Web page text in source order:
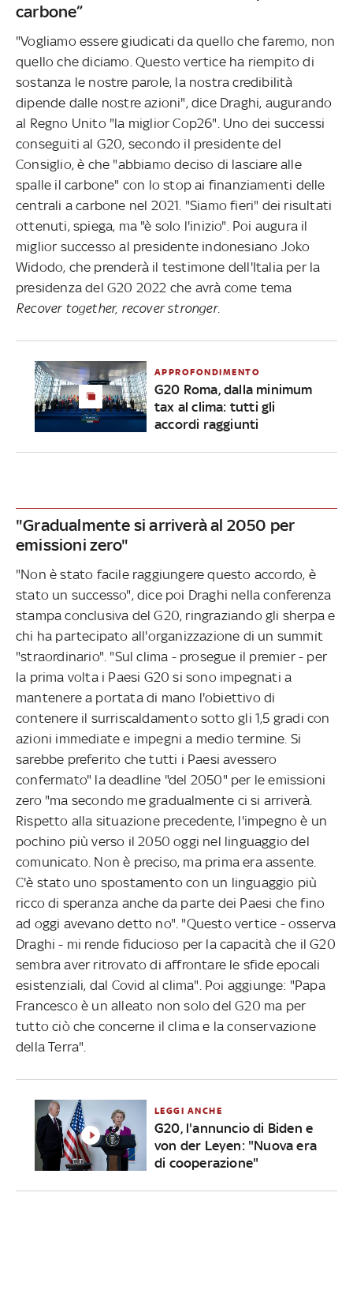
carbone”
"Vogliamo essere giudicati da quello che faremo, non
quello che diciamo. Questo vertice ha riempito di
sostanza le nostre parole, la nostra credibilità
dipende dalle nostre azioni", dice Draghi, augurando
al Regno Unito "la miglior Cop26". Uno dei successi
conseguiti al G20, secondo il presidente del
Consiglio, è che "abbiamo deciso di lasciare alle
spalle il carbone" con lo stop ai finanziamenti delle
centrali a carbone nel 2021. "Siamo fieri" dei risultati
ottenuti, spiega, ma "è solo l'inizio". Poi augura il
miglior successo al presidente indonesiano Joko
Widodo, che prenderà il testimone dell'Italia per la
presidenza del G20 2022 che avrà come tema
Recover together, recover stronger.
APPROFONDIMENTO
G20 Roma, dalla minimum
tax al clima: tutti gli
accordi raggiunti
"Gradualmente si arriverà al 2050 per
emissioni zero"
"Non è stato facile raggiungere questo accordo, è
stato un successo", dice poi Draghi nella conferenza
stampa conclusiva del G20, ringraziando gli sherpa e
chi ha partecipato all'organizzazione di un summit
"straordinario". "Sul clima - prosegue il premier - per
la prima volta i Paesi G20 si sono impegnati a
mantenere a portata di mano l'obiettivo di
contenere il surriscaldamento sotto gli 1,5 gradi con
azioni immediate e impegni a medio termine. Si
sarebbe preferito che tutti i Paesi avessero
confermato" la deadline "del 2050" per le emissioni
zero "ma secondo me gradualmente ci si arriverà.
Rispetto alla situazione precedente, l'impegno è un
pochino più verso il 2050 oggi nel linguaggio del
comunicato. Non è preciso, ma prima era assente.
C'è stato uno spostamento con un linguaggio più
ricco di speranza anche da parte dei Paesi che fino
ad oggi avevano detto no". "Questo vertice - osserva
Draghi - mi rende fiducioso per la capacità che il G20
sembra aver ritrovato di affrontare le sfide epocali
esistenziali, dal Covid al clima". Poi aggiunge: "Papa
Francesco è un alleato non solo del G20 ma per
tutto ciò che concerne il clima e la conservazione
della Terra".
LEGGI ANCHE
G20, l'annuncio di Biden e
von der Leyen: "Nuova era
di cooperazione"